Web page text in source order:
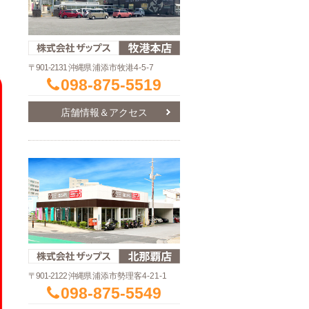
〒901-2131 沖縄県浦添市牧港4-5-7
098-875-5519
店舗情報＆アクセス
〒901-2122 沖縄県浦添市勢理客4-21-1
098-875-5549